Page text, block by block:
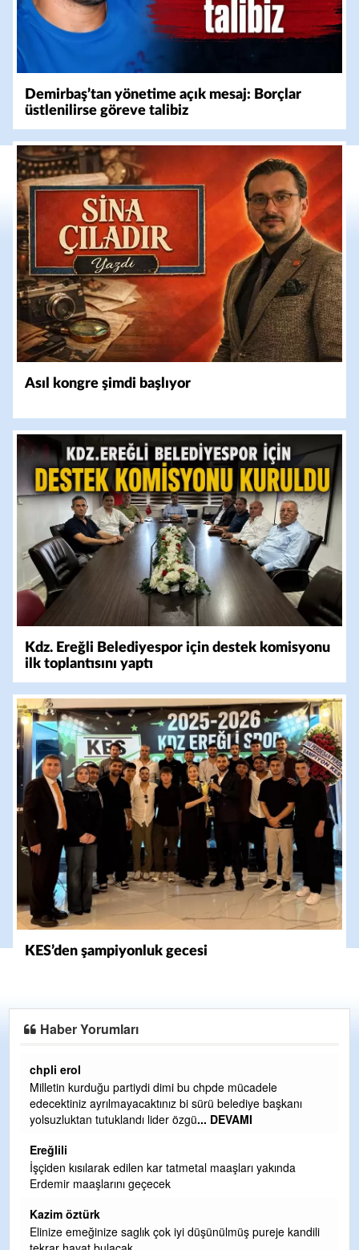
Demirbaş’tan yönetime açık mesaj: Borçlar
üstlenilirse göreve talibiz
Asıl kongre şimdi başlıyor
Kdz. Ereğli Belediyespor için destek komisyonu
ilk toplantısını yaptı
KES’den şampiyonluk gecesi
Haber Yorumları
Ereğlili
Ereğli Futbol Kulübünü Erdemir'i özelleştirenler düşünsün
ve sahip çıksınlar. Erdemir özelleştirilmeseydi sponsor
olurdu ve para probl... DEVAMI
Ereğlili
Tebrikler başkanım ve yönetim kurulu, güzel bir
hizmet.Ereğlimizin terası sayenizde huzur ve ahlak bulacak
Halil Aydın